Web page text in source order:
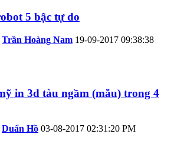
5 bậc tự do
Trần Hoàng Nam 19-09-2017 09:38:38
in 3d tàu ngầm (mẫu) trong 4
Duẩn Hồ 03-08-2017 02:31:20 PM